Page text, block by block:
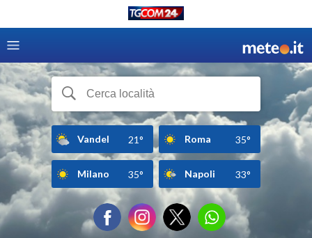
Vandel 21° Roma 35°
Milano 35° Napoli 33°